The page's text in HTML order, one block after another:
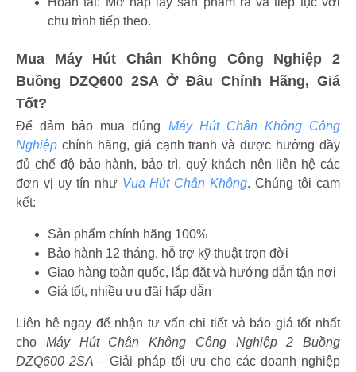
chu trình tiếp theo.
Mua Máy Hút Chân Không Công Nghiệp 2
Buồng DZQ600 2SA Ở Đâu Chính Hãng, Giá
Tốt?
Để đảm bảo mua đúng Máy Hút Chân Không Công
Nghiệp chính hãng, giá cạnh tranh và được hưởng đầy
đủ chế độ bảo hành, bảo trì, quý khách nên liên hệ các
đơn vị uy tín như Vua Hút Chân Không. Chúng tôi cam
kết:
Sản phẩm chính hãng 100%
Bảo hành 12 tháng, hỗ trợ kỹ thuật trọn đời
Giao hàng toàn quốc, lắp đặt và hướng dẫn tận nơi
Giá tốt, nhiều ưu đãi hấp dẫn
Liên hệ ngay để nhận tư vấn chi tiết và báo giá tốt nhất
cho Máy Hút Chân Không Công Nghiệp 2 Buồng
DZQ600 2SA– Giải pháp tối ưu cho các doanh nghiệp